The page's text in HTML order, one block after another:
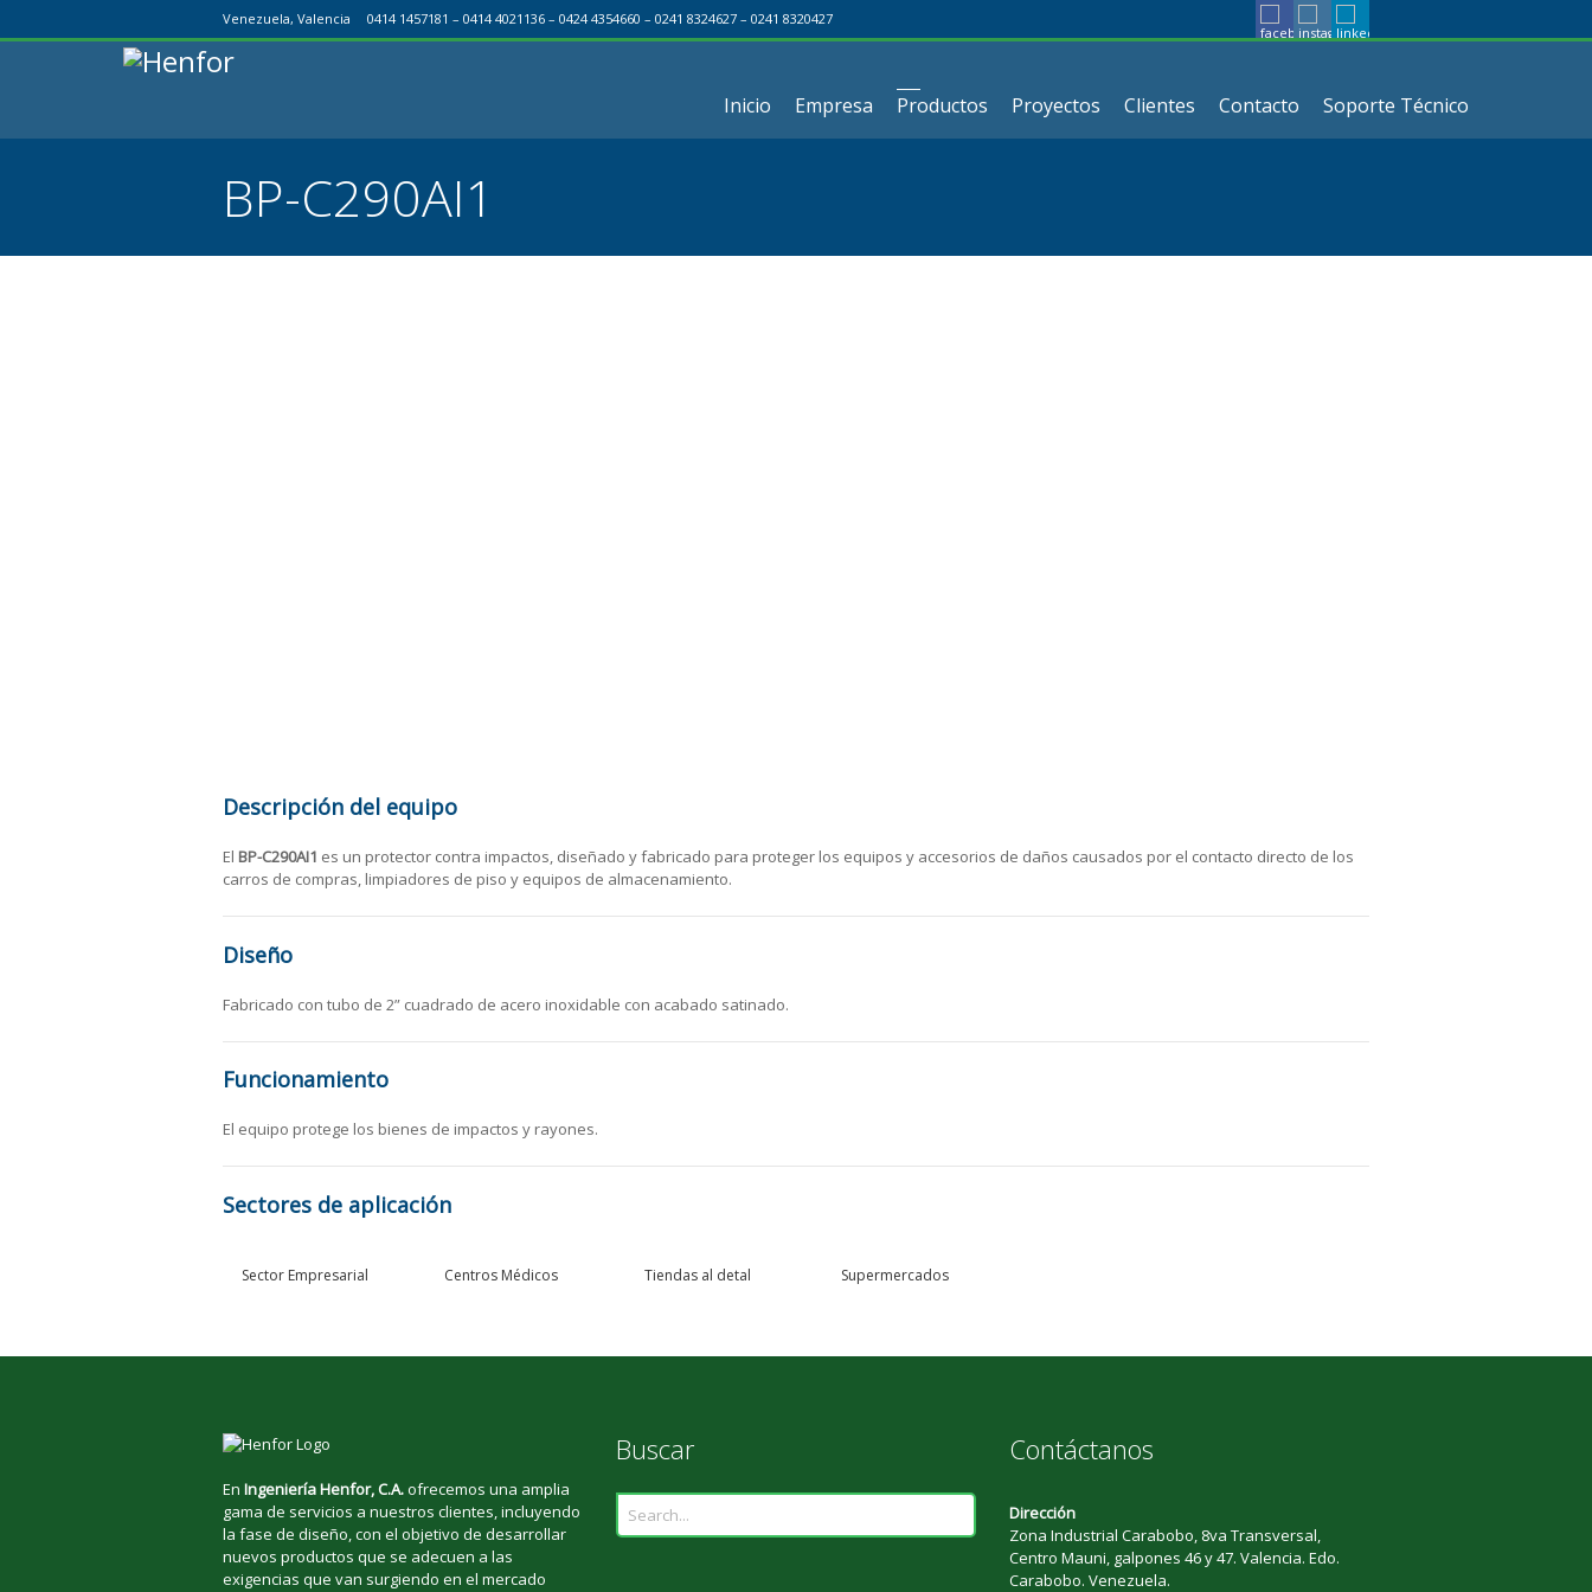
Venezuela, Valencia 0414 1457181 – 0414 4021136 – 0424 4354660 – 0241 8324627 – 0241 8320427
Inicio Empresa Productos Proyectos Clientes Contacto Soporte Técnico
BP-C290AI1
Descripción del equipo
El BP-C290AI1 es un protector contra impactos, diseñado y fabricado para proteger los equipos y accesorios de daños causados por el contacto directo de los
carros de compras, limpiadores de piso y equipos de almacenamiento.
Diseño
Fabricado con tubo de 2” cuadrado de acero inoxidable con acabado satinado.
Funcionamiento
El equipo protege los bienes de impactos y rayones.
Sectores de aplicación
Sector Empresarial Centros Médicos Tiendas al detal Supermercados
En Ingeniería Henfor, C.A.ofrecemos una amplia
gama de servicios a nuestros clientes, incluyendo
la fase de diseño, con el objetivo de desarrollar
nuevos productos que se adecuen a las
exigencias que van surgiendo en el mercado
Buscar Contáctanos
Dirección
Zona Industrial Carabobo, 8va Transversal,
Centro Mauni, galpones 46 y 47. Valencia. Edo.
Carabobo. Venezuela.